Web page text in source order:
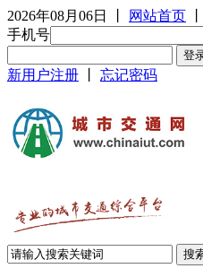
2026年08月06日 网站首页
手机号
新用户注册 忘记密码